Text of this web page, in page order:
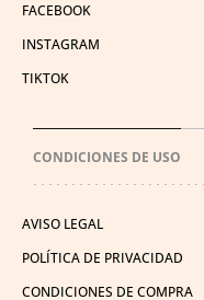
FACEBOOK
INSTAGRAM
TIKTOK
CONDICIONES DE USO
AVISO LEGAL
POLÍTICA DE PRIVACIDAD
CONDICIONES DE COMPRA